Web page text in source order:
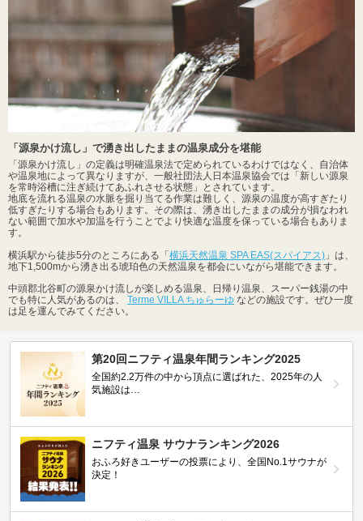
「源泉かけ流し」で湧き出したままの温泉成分を堪能
「源泉かけ流し」の定義は明確温泉法で定められているわけではなく、自治体
や温泉地によって異なりますが、一般社団法人日本温泉協会では「新しい源泉
を常時浴槽に注ぎ続けてあふれさせる状態」とされています。
地底を流れる温泉の水脈を掘り当てる作業は難しく、源泉の温度が高すぎたり
低すぎたりする場合もあります。その際は、湧き出したままの成分が損なわれ
ない範囲で加水や加温を行うことでより快適な温度を保っている場合もありま
す。
横浜駅から徒歩5分のところにある「 横浜天然温泉 SPA EAS(スパイアス) 」は、
地下1,500mから湧き出る琥珀色の天然温泉を都会にいながら堪能できます。
中頭郡北谷町の源泉かけ流しが楽しめる温泉、日帰り温泉、スーパー銭湯の中
でも特に人気があるのは、 Terme VILLA ちゅらーゆ などの施設です。ぜひ一度
は足を運んでみてください。
第20回ニフティ温泉年間ランキング2025
全国約2.2万件の中から頂点に選ばれた、2025年の人
気施設は…
ニフティ温泉 サウナランキング2026
おふろ好きユーザーの投票により、全国No.1サウナが
決定！